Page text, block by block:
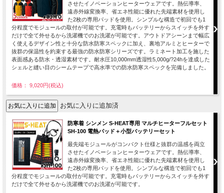
させたイノベーションヒーターウェアです。熱伝導率、
遠赤外線変換率、省エネ性能に優れた先端素材を使用し
た2枚の専用パッドを使用。シンプルな構造で初回でも1
分程度でモジュールの取付が可能です。充電時もバッテリーからスイッチを外す
だけで全て外せるから洗濯機でのお洗濯が可能です。アウトドアシーンまで幅広
く使えるデザイン性と十分な防水防寒スペックに加え、裏地アルミとヒーターで
抜群の保温性を約束する最強の防水防寒シリーズです。ラミネート加工を施した
表面感ある防水・透湿素材です。耐水圧10,000mm透湿性5,000g/?24hを達成した
シェルと縫い目のシームテープで高水準での防水防寒スペックを完備しました。
価格： 9,020円(税込)
お気に入りに追加済
防寒着 シンメン S-HEAT専用 マルチヒーターフルセット
SH-100 電熱パッド＋小型バッテリーセット
最先端モジュールがコンパクト仕様と抜群の温感を両立
させたイノベーションヒーターウェアです。熱伝導率、
遠赤外線変換率、省エネ性能に優れた先端素材を使用し
た2枚の専用パッドを使用。シンプルな構造で初回でも1
分程度でモジュールの取付が可能です。充電時もバッテリーからスイッチを外す
だけで全て外せるから洗濯機でのお洗濯が可能です。